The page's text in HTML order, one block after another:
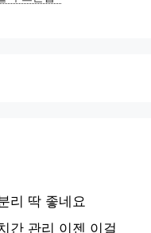
리 딱 좋네요
간 관리 이젠 이걸